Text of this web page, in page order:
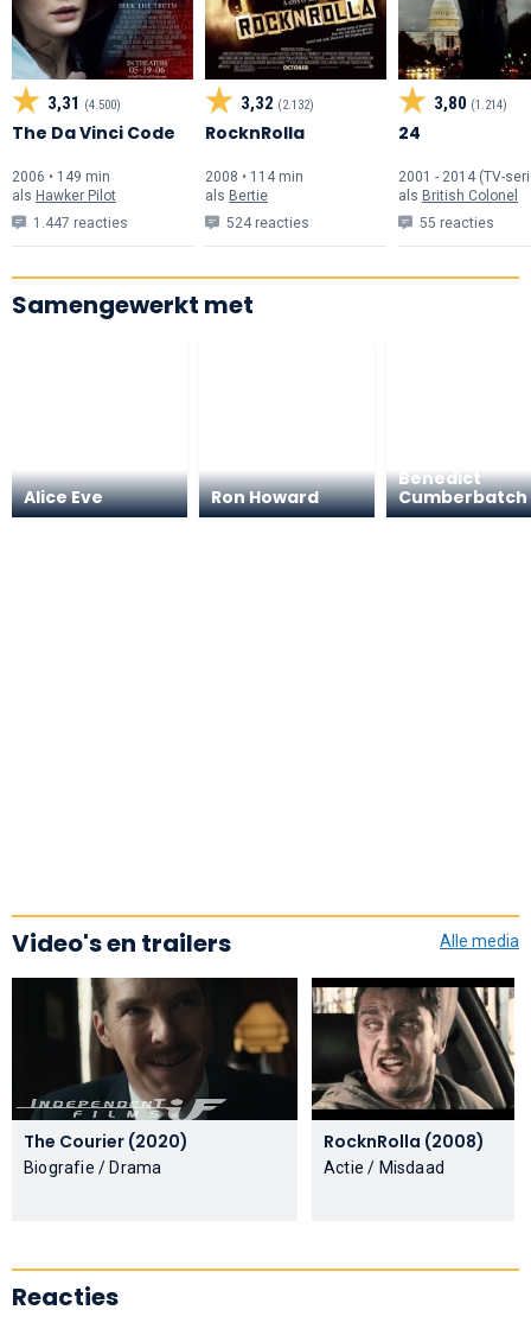
3,31 (4.500)
The Da Vinci Code
2006 • 149 min
als Hawker Pilot
1.447 reacties
3,32 (2.132)
RocknRolla
2008 • 114 min
als Bertie
524 reacties
3,80 (1.214)
24
2001 - 2014 (TV-
als British Colonel
55 reacties
Samengewerkt met
Alice Eve Ron Howard
Benedict
Cumberbatch
Video's en trailers Alle media
The Courier (2020)
Biografie / Drama
RocknRolla (2008)
Actie / Misdaad
Reacties